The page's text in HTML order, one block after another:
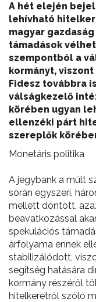
A hét elején
lehívható
magyar
támadások
szempontból a
kormányt,
Fidesz továbbra
válságkezelő
körében ugyan
ellenzéki párt
szereplők
Monetáris politika
A jegybank a múlt
során egyszeri,
mellett döntött,
beavatkozással
spekulációs
árfolyama ennek
stabilizálódott,
segítség hatására
kormány részéről
hitelkeretről szóló